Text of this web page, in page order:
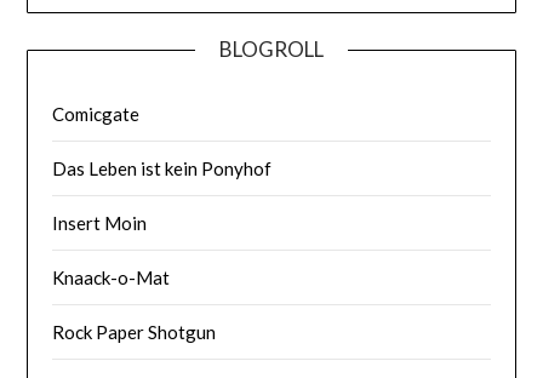
BLOGROLL
Comicgate
Das Leben ist kein Ponyhof
Insert Moin
Knaack-o-Mat
Rock Paper Shotgun